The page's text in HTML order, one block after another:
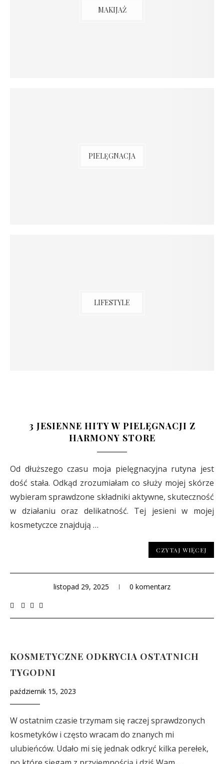
MAKIJAŻ
PIELĘGNACJA
LIFESTYLE
3 JESIENNE HITY W PIELĘGNACJI Z
HARMONY STORE
Od dłuższego czasu moja pielęgnacyjna rutyna jest
dość stała. Odkąd zrozumiałam co służy mojej skórze
wybieram sprawdzone składniki aktywne, skuteczność
w działaniu oraz delikatność. Tej jesieni w mojej
kosmetyczce znajdują …
CZYTAJ WIĘCEJ
listopad 29, 2025 0 komentarz
KOSMETYCZNE ODKRYCIA OSTATNICH
TYGODNI
październik 15, 2023
W ostatnim czasie trzymam się raczej sprawdzonych
kosmetyków i często wracam do znanych mi
ulubieńców. Udało mi się jednak odkryć kilka perełek,